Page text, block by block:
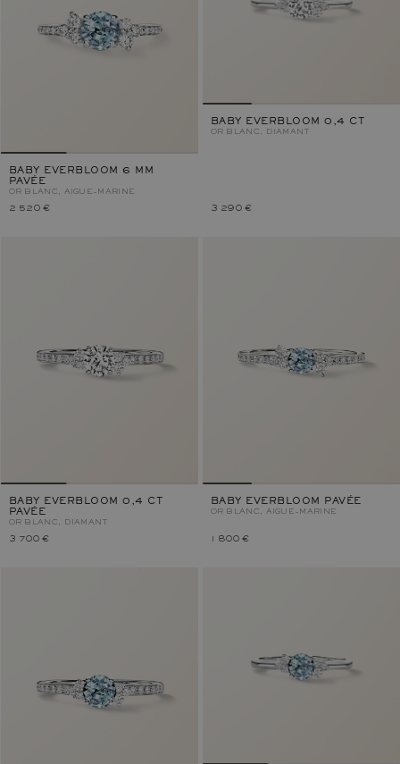
BABY EVERBLOOM 6 MM
PAVÉE
OR BLANC, AIGUE-MARINE
2 520 €
BABY EVERBLOOM 0,4 CT
OR BLANC, DIAMANT
3 290 €
BABY EVERBLOOM 0,4 CT
PAVÉE
OR BLANC, DIAMANT
3 700 €
BABY EVERBLOOM PAVÉE
OR BLANC, AIGUE-MARINE
1 800 €